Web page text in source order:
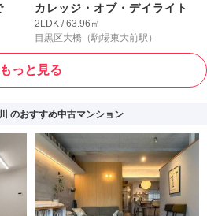
カレッジ・オブ・デイライト
2LDK / 63.96㎡
目黒区大橋 （駒場東大前駅）
もっと見る
のおすすめ中古マンション